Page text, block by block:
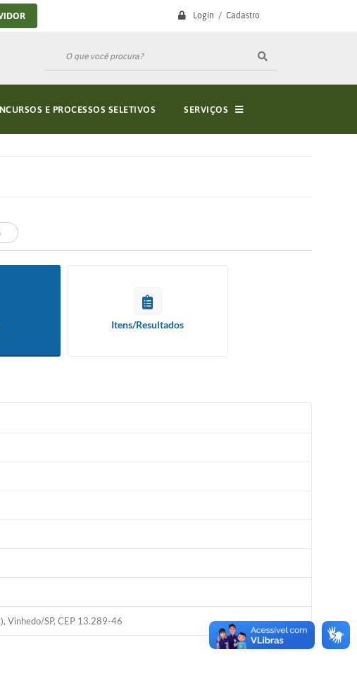
Login / Cadastro
E PROCESSOS SELETIVOS SERVIÇOS
Itens/Resultados
Vinhedo/SP, CEP 13.289-46